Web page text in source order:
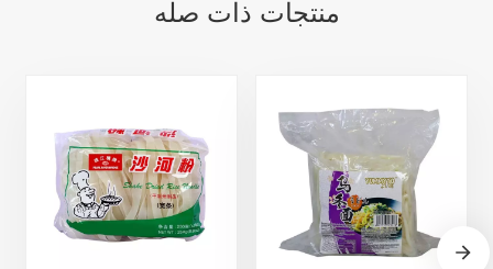
منتجات ذات صله